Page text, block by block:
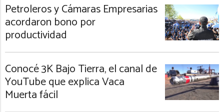
Petroleros y Cámaras Empresarias
acordaron bono por
productividad
Conocé 3K Bajo Tierra, el canal de
YouTube que explica Vaca
Muerta fácil